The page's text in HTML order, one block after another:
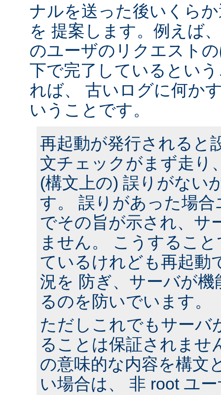
ナルを送った後いくら
を 提案します。例えば
のユーザのリクエスト
下で完了しているとい
れば、 古いログに何か
いうことです。
再起動が発行されると
文チェックがまず走り
(構文上の) 誤りがない
す。 誤りがあった場
でその旨が示され、サ
ません。 こうするこ
ているけれども再起動
況を 防ぎ、サーバが
るのを防いでいます。
ただしこれでもサーバ
ることは保証されませ
の意味的な内容を構文
い場合は、 非 root ユ